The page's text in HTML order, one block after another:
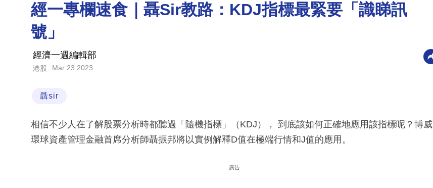
經一專欄速食｜聶Sir教路：KDJ指標最緊要「識睇訊
號」
經濟一週編輯部
港股 Mar 23 2023
聶sir
相信不少人在了解股票分析時都聽過「隨機指標」（KDJ）， 到底該如何正確地應用該指標呢？博威
環球資產管理金融首席分析師聶振邦將以實例解釋D值在極端行情和J值的應用。
廣告